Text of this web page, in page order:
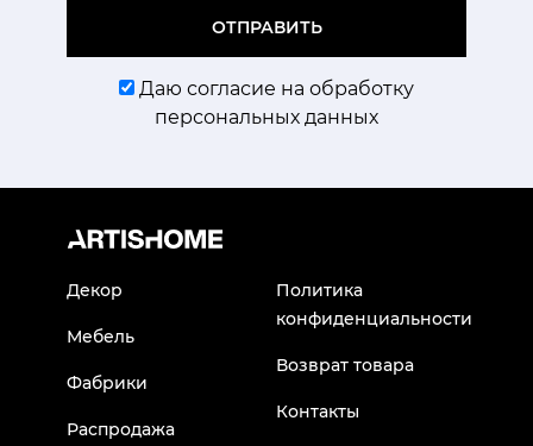
ОТПРАВИТЬ
Даю согласие на обработку
персональных данных
Декор
Мебель
Фабрики
Распродажа
Политика
конфиденциальности
Возврат товара
Контакты